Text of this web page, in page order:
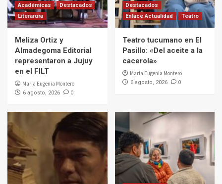
Académicas
Destacados
Literarura
Meliza Ortiz y
Almadegoma Editorial
representaron a Jujuy
en el FILT
Maria Eugenia Montero
6 agosto, 2026 0
Destacados
Enlace Actualidad
Teatro
Teatro tucumano en El
Pasillo: «Del aceite a la
cacerola»
Maria Eugenia Montero
6 agosto, 2026 0